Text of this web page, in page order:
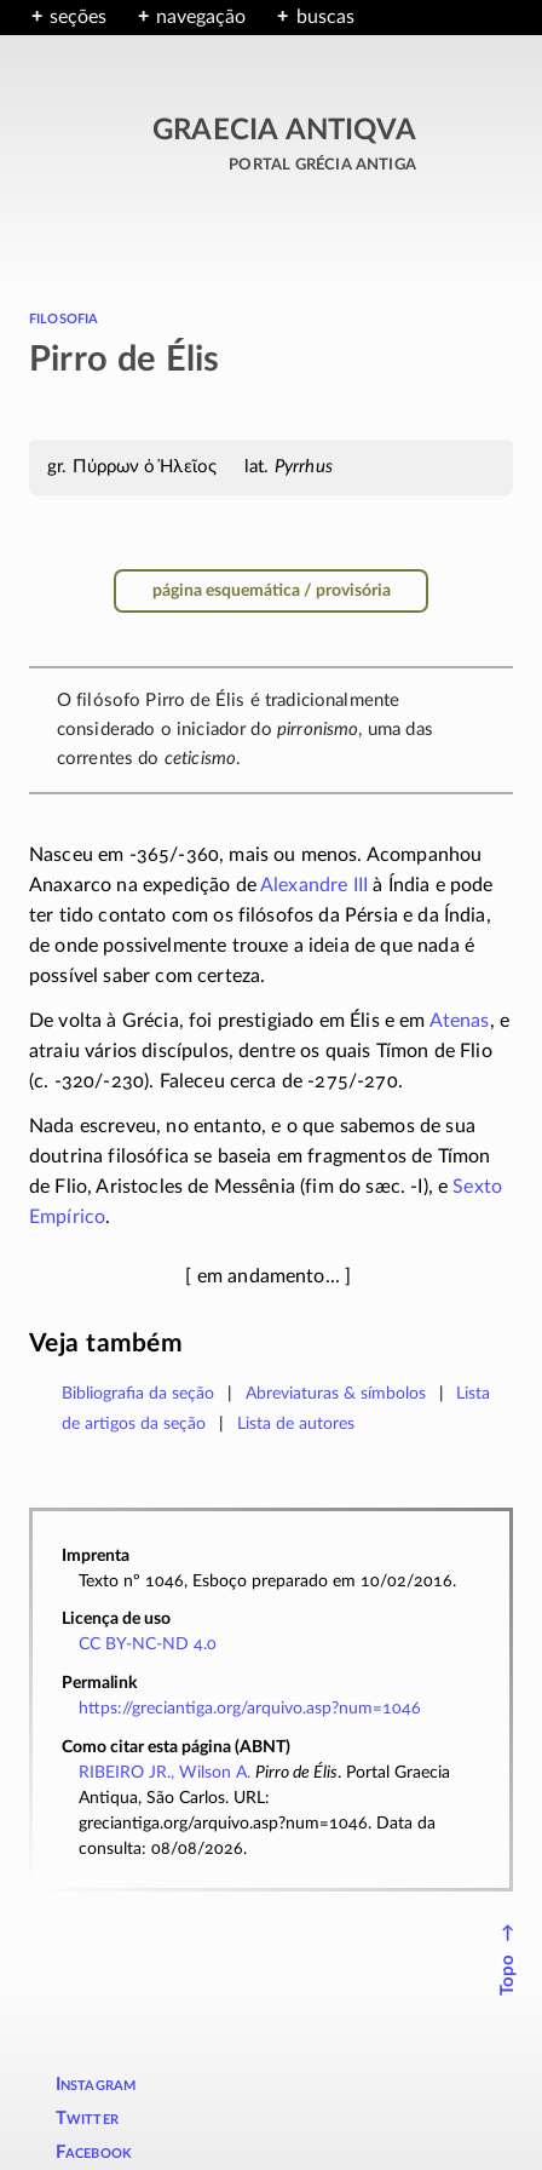
seções navegação buscas
GRAECIA ANTIQVA
portal grécia antiga
filosofia
Pirro de Élis
Πύρρων ὁ Ἠλεῖος Pyrrhus
página esquemática / provisória
O filósofo Pirro de Élis é tradicionalmente
considerado o iniciador do pirronismo, uma das
correntes do ceticismo.
Nasceu em -365/-360, mais ou menos. Acompanhou
Anaxarco na expedição deAlexandre III
à Índia e pode
ter tido contato com os filósofos da Pérsia e da Índia,
de onde possivelmente trouxe a ideia de que nada é
possível saber com certeza.
De volta à Grécia, foi prestigiado em Élis e em Atenas, e
atraiu vários discípulos, dentre os quais Tímon de Flio
(c. -320/-230). Faleceu cerca de -275/-270.
Nada escreveu, no entanto, e o que sabemos de sua
doutrina filosófica se baseia em fragmentos de Tímon
de Flio, Aristocles de Messênia (fim do sæc. -I), eSexto
Empírico.
Veja também
Bibliografia da seção Abreviaturas & símbolos
Lista
de artigos da seção
Lista de autores
Imprenta
Texto nº 1046, Esboço preparado em 10/02/2016.
Licença de uso
CC BY-NC-ND 4.0
Permalink
https://greciantiga.org/arquivo.asp?num=1046
Como citar esta página (ABNT)
RIBEIRO JR., Wilson A. Pirro de Élis. Portal Graecia
Antiqua, São Carlos. URL:
greciantiga.org/arquivo.asp?num=1046. Data da
consulta: 08/08/2026.
↑
Topo
Instagram
Twitter
Facebook